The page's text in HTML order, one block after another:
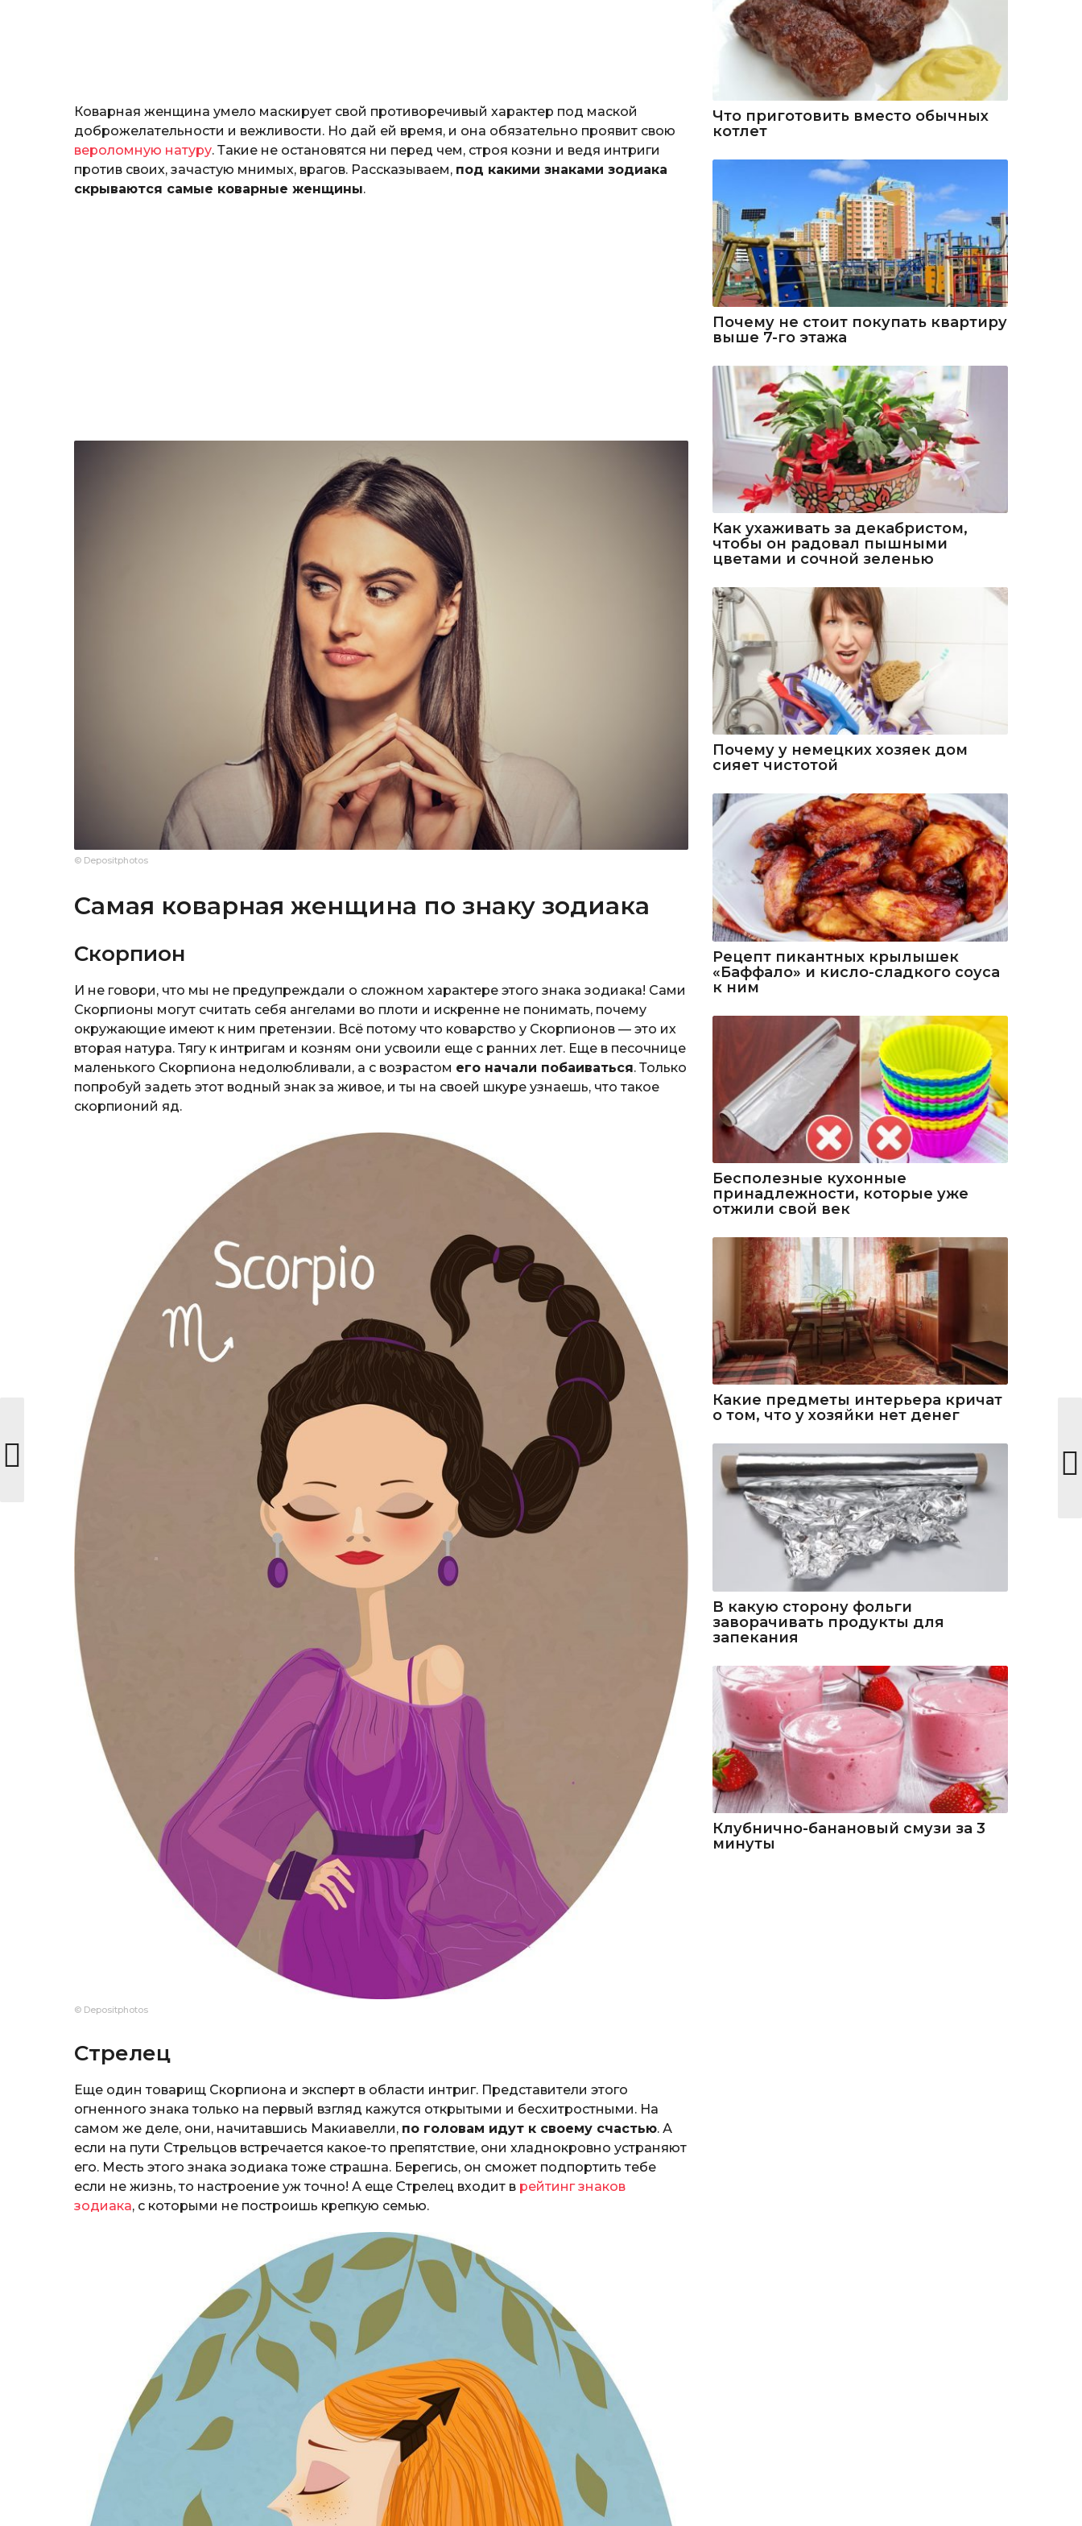
е
р
к
л
ю
Коварная женщина умело маскирует свой противоречивый характер под маской
доброжелательности и вежливости. Но дай ей время, и она обязательно проявит свою
вероломную натуру. Такие не остановятся ни перед чем, строя козни и ведя интриги
против своих, зачастую мнимых, врагов. Рассказываем, под какими знаками зодиака
скрываются самые коварные женщины.
© Depositphotos
Самая коварная женщина по знаку зодиака
Скорпион
И не говори, что мы не предупреждали о сложном характере этого знака зодиака! Сами
Скорпионы могут считать себя ангелами во плоти и искренне не понимать, почему
окружающие имеют к ним претензии. Всё потому что коварство у Скорпионов — это их
вторая натура. Тягу к интригам и козням они усвоили еще с ранних лет. Еще в песочнице
маленького Скорпиона недолюбливали, а с возрастом его начали побаиваться. Только
попробуй задеть этот водный знак за живое, и ты на своей шкуре узнаешь, что такое
скорпионий яд.
© Depositphotos
Стрелец
Еще один товарищ Скорпиона и эксперт в области интриг. Представители этого
огненного знака только на первый взгляд кажутся открытыми и бесхитростными. На
самом же деле, они, начитавшись Макиавелли, по головам идут к своему счастью. А
если на пути Стрельцов встречается какое-то препятствие, они хладнокровно устраняют
его. Месть этого знака зодиака тоже страшна. Берегись, он сможет подпортить тебе
если не жизнь, то настроение уж точно! А еще Стрелец входит в рейтинг знаков
зодиака, с которыми не построишь крепкую семью.
Что приготовить вместо обычных
котлет
Почему не стоит покупать квартиру
выше 7-го этажа
Как ухаживать за декабристом,
чтобы он радовал пышными
цветами и сочной зеленью
Почему у немецких хозяек дом
сияет чистотой
Рецепт пикантных крылышек
«Баффало» и кисло-сладкого соуса
к ним
Бесполезные кухонные
принадлежности, которые уже
отжили свой век
Какие предметы интерьера кричат
о том, что у хозяйки нет денег
В какую сторону фольги
заворачивать продукты для
запекания
Клубнично-банановый смузи за 3
минуты